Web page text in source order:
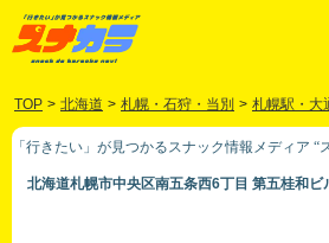
TOP > 北海道 > 札幌・石狩・当別 > 札幌駅・大
「行きたい」が見つかるスナック情報メディア “
北海道札幌市中央区南五条西6丁目 第五桂和ビ